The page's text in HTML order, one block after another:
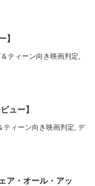
】
ティーン向き映画判定,
ュー】
ティーン向き映画判定, デ
ア・オール・アッ